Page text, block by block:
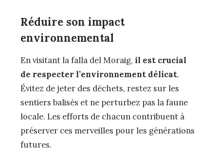
Réduire son impact
environnemental
En visitant la falla del Moraig, il est crucial
de respecter l’environnement délicat.
Évitez de jeter des déchets, restez sur les
sentiers balisés et ne perturbez pas la faune
locale. Les efforts de chacun contribuent à
préserver ces merveilles pour les générations
futures.